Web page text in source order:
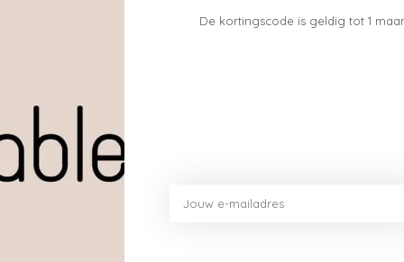
De kortingscode is geldig tot 1